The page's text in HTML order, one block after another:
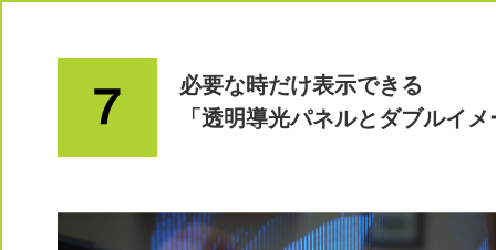
必要な時だけ表示できる
「透明導光パネルとダブルイ